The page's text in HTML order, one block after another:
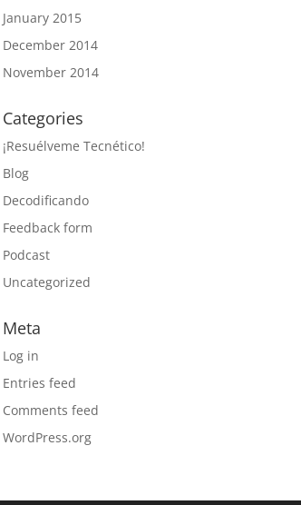
January 2015
December 2014
November 2014
Categories
¡Resuélveme Tecnético!
Blog
Decodificando
Feedback form
Podcast
Uncategorized
Meta
Log in
Entries feed
Comments feed
WordPress.org